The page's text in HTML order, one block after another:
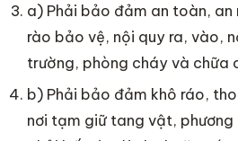
a) Phải bảo đảm an toàn,
rào bảo vệ, nội quy ra, vào,
trường, phòng cháy và chữa
b) Phải bảo đảm khô ráo,
nơi tạm giữ tang vật,